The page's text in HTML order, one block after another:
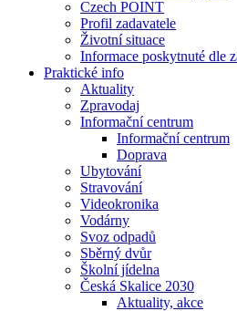
Czech POINT
Profil zadavatele
Životní situace
Informace poskytnuté dle
Praktické info
Aktuality
Zpravodaj
Informační centrum
Informační centrum
Doprava
Ubytování
Stravování
Videokronika
Vodárny
Svoz odpadů
Sběrný dvůr
Školní jídelna
Česká Skalice 2030
Aktuality, akce